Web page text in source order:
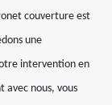
couverture est
une
intervention en
avec nous, vous